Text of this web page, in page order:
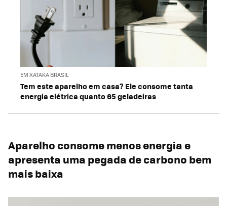
EM XATAKA BRASIL
Tem este aparelho em casa? Ele consome tanta
energia elétrica quanto 65 geladeiras
Aparelho consome menos energia e
apresenta uma pegada de carbono bem
mais baixa